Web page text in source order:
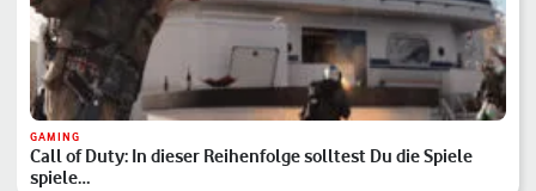
GAMING
Call of Duty: In dieser Reihenfolge solltest Du die Spiele
spiele…